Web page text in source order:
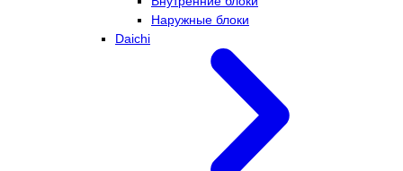
Наружные блоки
Daichi